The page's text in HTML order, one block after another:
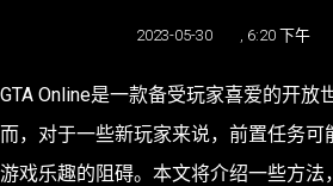
2023-05-30 6:20 下午
GTA Online是一款备受玩家喜爱的开放
而，对于一些新玩家来说，前置任务可
游戏乐趣的阻碍。本文将介绍一些方法